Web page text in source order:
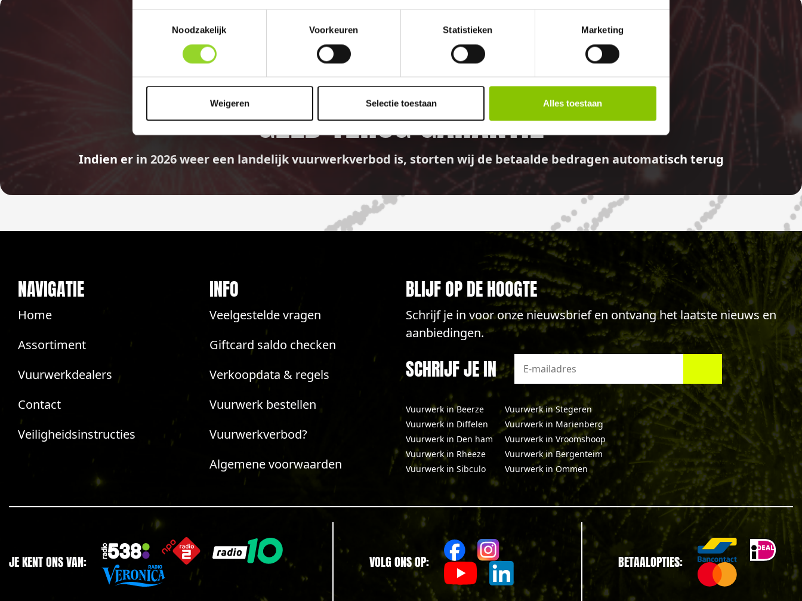
Noodzakelijk
Voorkeuren Statistieken Marketing
Weigeren Selectie toestaan Alles toestaan
100%
GELD TERUG GARANTIE
Indien er in 2026 weer een landelijk vuurwerkverbod is, storten wij de betaalde bedragen automatisch terug
NAVIGATIE
Home
Assortiment
Vuurwerkdealers
Contact
Veiligheidsinstructies
INFO
Veelgestelde vragen
Giftcard saldo checken
Verkoopdata & regels
Vuurwerk bestellen
Vuurwerkverbod?
Algemene voorwaarden
BLIJF OP DE HOOGTE
Schrijf je in voor onze nieuwsbrief en ontvang het laatste nieuws en
aanbiedingen.
SCHRIJF JE IN
Vuurwerk in Beerze
Vuurwerk in Stegeren
Vuurwerk in Diffelen
Vuurwerk in Marienberg
Vuurwerk in Den ham
Vuurwerk in Vroomshoop
Vuurwerk in Rheeze
Vuurwerk in Bergenteim
Vuurwerk in Sibculo
Vuurwerk in Ommen
JE KENT ONS VAN: VOLG ONS OP: BETAALOPTIES: